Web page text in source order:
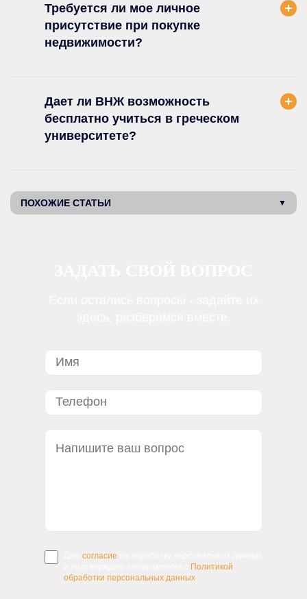
Требуется ли мое личное
присутствие при покупке
недвижимости?
Дает ли ВНЖ возможность
бесплатно учиться в греческом
университете?
ПОХОЖИЕ СТАТЬИ
согласие
Политикой
обработки персональных данных.